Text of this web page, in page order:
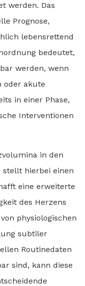
werden. Das
Prognose,
lebensrettend
bedeutet,
werden, wenn
oder akute
in einer Phase,
Interventionen
in den
stellt hierbei einen
eine erweiterte
des Herzens
physiologischen
subtiler
Routinedaten
sind, kann diese